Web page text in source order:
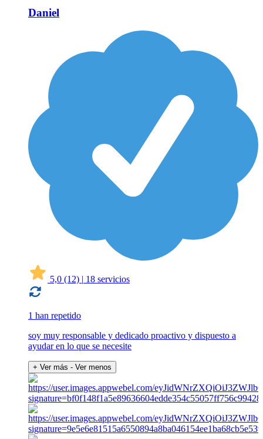
Daniel
5,0 (12) | 18 servicios
1 han repetido
soy muy responsable y dedicado proactivo y dispuesto a
ayudar en lo que se necesite
+ Ver más - Ver menos